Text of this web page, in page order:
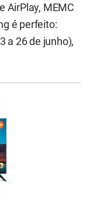
AirPlay, MEMC
é perfeito:
a 26 de junho),